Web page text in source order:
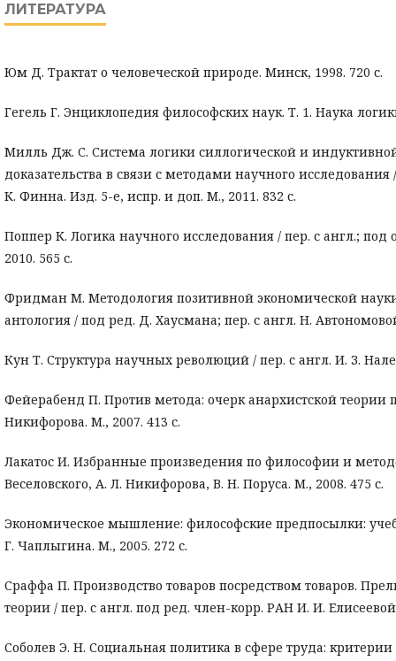
ЛИТЕРАТУРА
Юм Д. Трактат о человеческой природе. Минск, 1998. 720 с.
Гегель Г. Энциклопедия философских наук. Т. 1. Наука
Милль Дж. C. Система логики силлогической и
доказательства в связи с методами научного
К. Финна. Изд. 5-е, испр. и доп. М., 2011. 832 с.
Поппер К. Логика научного исследования / пер. с англ.; под
2010. 565 с.
Фридман М. Методология позитивной экономической
антология / под ред. Д. Хаусмана; пер. с англ. Н.
Кун Т. Структура научных революций / пер. с англ. И. З.
Фейерабенд П. Против метода: очерк анархистской теории
Никифорова. М., 2007. 413 с.
Лакатос И. Избранные произведения по философии и
Веселовского, А. Л. Никифорова, В. Н. Поруса. М., 2008. 475 с.
Экономическое мышление: философские предпосылки:
Г. Чаплыгина. М., 2005. 272 с.
Сраффа П. Производство товаров посредством товаров.
теории / пер. с англ. под ред. член-корр. РАН И. И.
Соболев Э. Н. Социальная политика в сфере труда: